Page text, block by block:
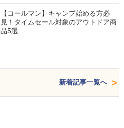
【コールマン】キャンプ始める方必
見！タイムセール対象のアウトドア商
品5選
新着記事一覧へ